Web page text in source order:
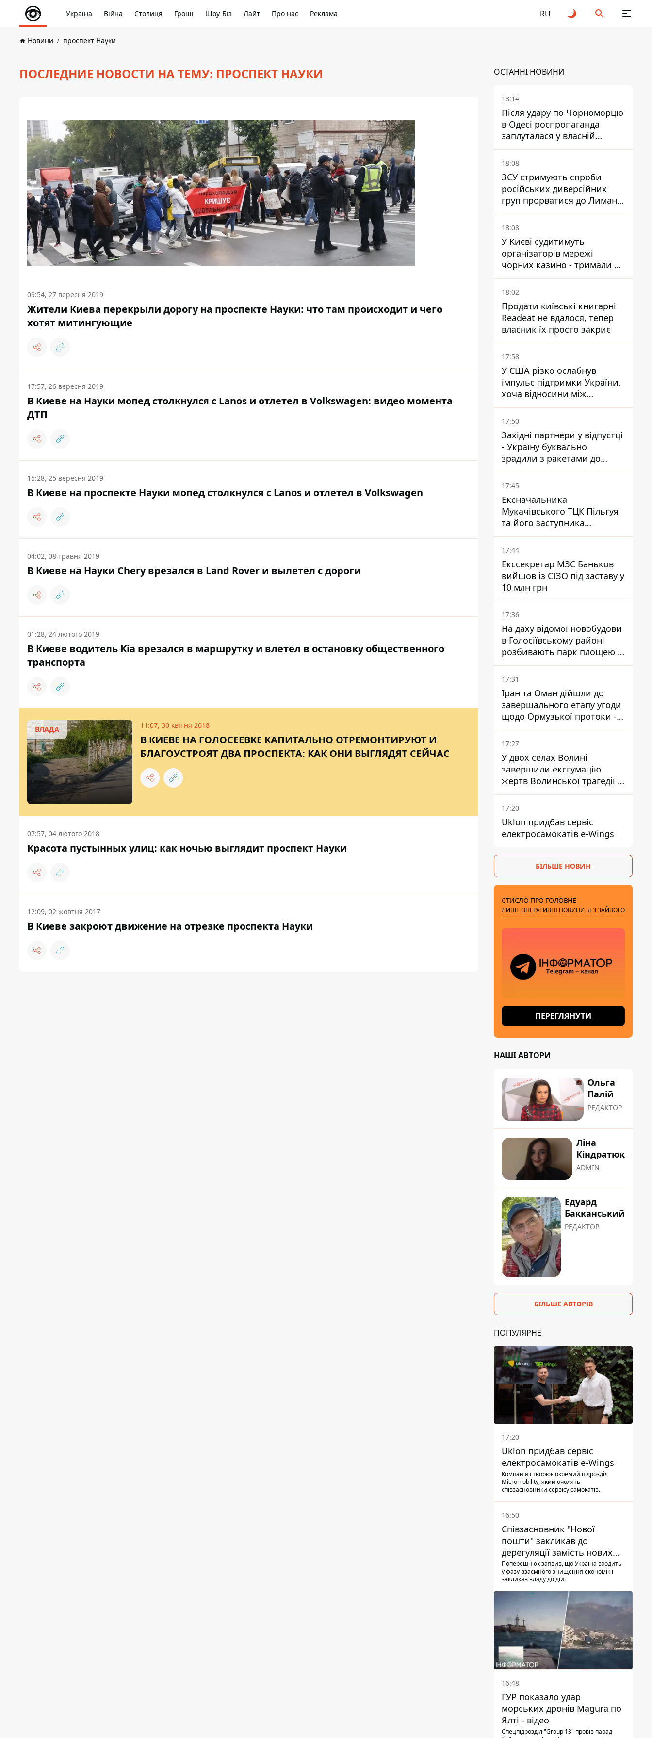
Україна Війна Столиця Гроші Шоу-Біз Лайт Про нас Реклама RU
Новини проспект Науки
ПОСЛЕДНИЕ НОВОСТИ НА ТЕМУ: ПРОСПЕКТ НАУКИ
09:54, 27 вересня 2019
Жители Киева перекрыли дорогу на проспекте Науки: что там происходит и чего
хотят митингующие
17:57, 26 вересня 2019
В Киеве на Науки мопед столкнулся с Lanos и отлетел в Volkswagen: видео момента
ДТП
15:28, 25 вересня 2019
В Киеве на проспекте Науки мопед столкнулся с Lanos и отлетел в Volkswagen
04:02, 08 травня 2019
В Киеве на Науки Chery врезался в Land Rover и вылетел с дороги
01:28, 24 лютого 2019
В Киеве водитель Kia врезался в маршрутку и влетел в остановку общественного
транспорта
ВЛАДА 11:07, 30 квітня 2018
В КИЕВЕ НА ГОЛОСЕЕВКЕ КАПИТАЛЬНО ОТРЕМОНТИРУЮТ И
БЛАГОУСТРОЯТ ДВА ПРОСПЕКТА: КАК ОНИ ВЫГЛЯДЯТ СЕЙЧАС
07:57, 04 лютого 2018
Красота пустынных улиц: как ночью выглядит проспект Науки
12:09, 02 жовтня 2017
В Киеве закроют движение на отрезке проспекта Науки
ОСТАННІ НОВИНИ
18:14
Після удару по Чорноморцю
в Одесі роспропаганда
заплуталася у власній
брехні
18:08
ЗСУ стримують спроби
російських диверсійних
груп прорватися до Лимана
- Трегубов
18:08
У Києві судитимуть
організаторів мережі
чорних казино - тримали 39
закладів
18:02
Продати київські книгарні
Readeat не вдалося, тепер
власник їх просто закриє
17:58
У США різко ослабнув
імпульс підтримки України.
хоча відносини між
Зеленським і Трампом
донедавна покращувалися -
The Atlantic
17:50
Західні партнери у відпустці
- Україну буквально
зрадили з ракетами до
Patriot - експерт Мусієнко
17:45
Ексначальника
Мукачівського ТЦК Пільгуя
та його заступника
відправили в СІЗО без
права застави – журналіст
17:44
Екссекретар МЗС Баньков
вийшов із СІЗО під заставу у
10 млн грн
17:36
На даху відомої новобудови
в Голосіївському районі
розбивають парк площею в
гектар
17:31
Іран та Оман дійшли до
завершального етапу угоди
щодо Ормузької протоки -
укладення залежить від
зняття блокади США
17:27
У двох селах Волині
завершили ексгумацію
жертв Волинської трагедії -
знайшли останки 54 поляків
17:20
Uklon придбав сервіс
електросамокатів e-Wings
БІЛЬШЕ НОВИН
СТИСЛО ПРО ГОЛОВНЕ
ЛИШЕ ОПЕРАТИВНІ НОВИНИ БЕЗ ЗАЙВОГО
ПЕРЕГЛЯНУТИ
НАШІ АВТОРИ
Ольга
Палій
РЕДАКТОР
Ліна
Кіндратюк
ADMIN
Едуард
Бакканський
РЕДАКТОР
БІЛЬШЕ АВТОРІВ
ПОПУЛЯРНЕ
17:20
Uklon придбав сервіс
електросамокатів e-Wings
Компанія створює окремий підрозділ
Micromobility, який очолять
співзасновники сервісу самокатів.
16:50
Співзасновник "Нової
пошти" закликав до
дерегуляції замість нових
податків - Гетманцев проти
Поперешнюк заявив, що Україна входить
у фазу взаємного знищення економік і
закликав владу до дій.
16:48
ГУР показало удар
морських дронів Magura по
Ялті - відео
Спецпідрозділ "Group 13" провів парад